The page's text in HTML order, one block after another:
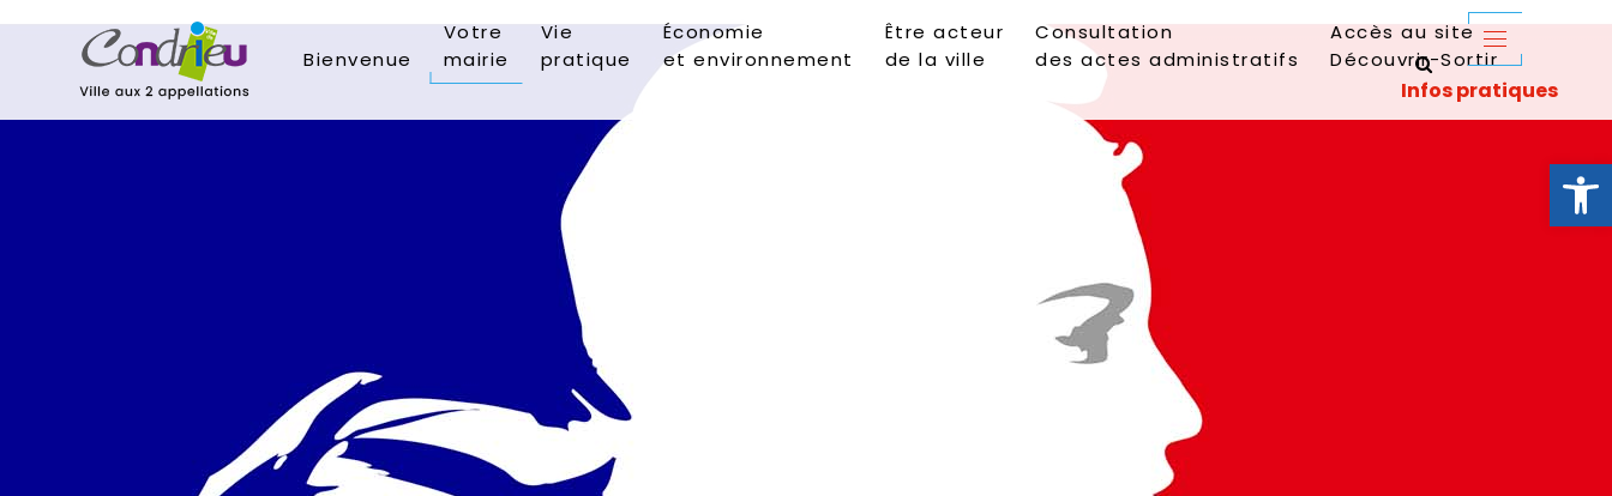
Ouvrir
Bienvenue
Votre
mairie
Vie
pratique
Économie
et environnement
Être acteur
de la ville
Consultation
des actes administratifs
Accès au site
Découvrir-Sortir